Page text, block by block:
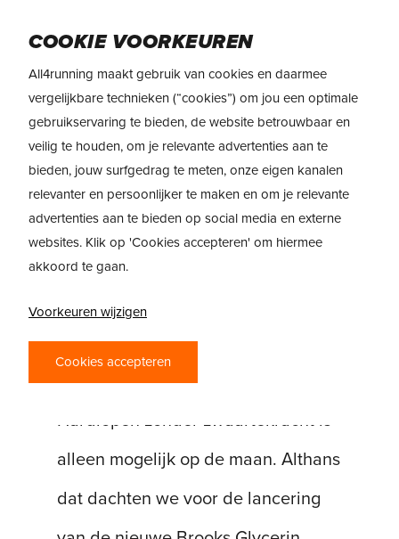
REVIEW: BROOKS
GLYCERIN 20 EN
GLYCERIN GTS20
doorDaan Glorie 18 mei 2022
Hardlopen zonder zwaartekracht is
alleen mogelijk op de maan. Althans
dat dachten we voor de lancering
COOKIE VOORKEUREN
All4running maakt gebruik van cookies en daarmee
vergelijkbare technieken (“cookies”) om jou een optimale
gebruikservaring te bieden, de website betrouwbaar en
veilig te houden, om je relevante advertenties aan te
bieden, jouw surfgedrag te meten, onze eigen kanalen
relevanter en persoonlijker te maken en om je relevante
advertenties aan te bieden op social media en externe
websites. Klik op 'Cookies accepteren' om hiermee
akkoord te gaan.
Voorkeuren wijzigen
Cookies accepteren